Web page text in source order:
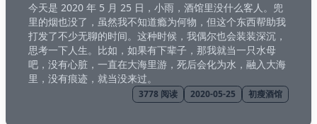
今天是 2020 年 5 月 25 日，小雨，酒馆里没什么客人。兜
里的烟也没了，虽然我不知道瘾为何物，但这个东西帮助我
打发了不少无聊的时间。这种时候，我偶尔也会装装深沉，
思考一下人生。比如，如果有下辈子，那我就当一只水母
吧，没有心脏，一直在大海里游，死后会化为水，融入大海
里，没有痕迹，就当没来过。
3778 阅读 2020-05-25 初瘦酒馆